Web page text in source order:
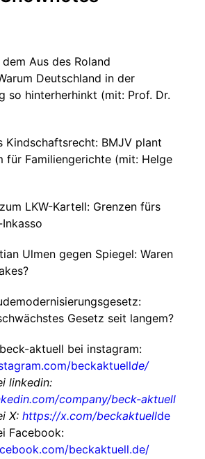
Aus des Roland
Deutschland in der
so hinterherhinkt (mit: Prof. Dr.
Kindschaftsrecht: BMJV plant
für Familiengerichte (mit: Helge
LKW-Kartell: Grenzen fürs
Ulmen gegen Spiegel: Waren
Gesetz seit langem?
beck-aktuell bei instagram:
beckaktuellde/
linkedin:
company/beck-aktuell
X: https://x.com/beckaktuellde
Facebook:
beckaktuell.de/